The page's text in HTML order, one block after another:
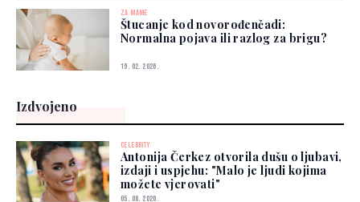
ZA MAME
Štucanje kod novorođenčadi:
Normalna pojava ili razlog za brigu?
19. 02. 2026.
Izdvojeno
CELEBRITY
Antonija Čerkez otvorila dušu o ljubavi,
izdaji i uspjehu: "Malo je ljudi kojima
možete vjerovati"
05. 08. 2026.